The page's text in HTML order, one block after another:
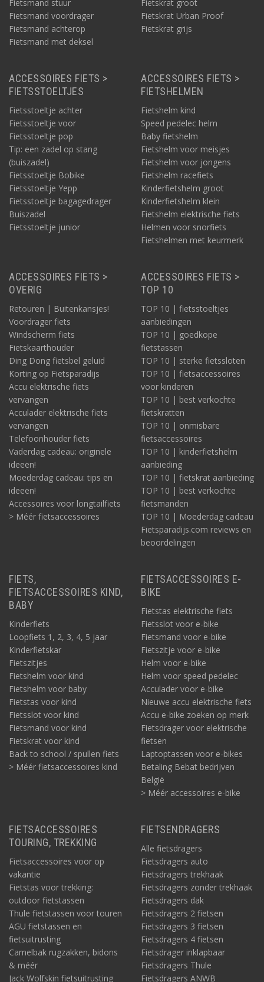
Fietsmand stuur
Fietsmand voordrager
Fietsmand achterop
Fietsmand met deksel
Fietskrat groot
Fietskrat Urban Proof
Fietskrat grijs
ACCESSOIRES FIETS >
FIETSSTOELTJES
Fietsstoeltje achter
Fietsstoeltje voor
Fietsstoeltje pop
Tip: een zadel op stang
(buiszadel)
Fietsstoeltje Bobike
Fietsstoeltje Yepp
Fietsstoeltje bagagedrager
Buiszadel
Fietsstoeltje junior
ACCESSOIRES FIETS >
FIETSHELMEN
Fietshelm kind
Speed pedelec helm
Baby fietshelm
Fietshelm voor meisjes
Fietshelm voor jongens
Fietshelm racefiets
Kinderfietshelm groot
Kinderfietshelm klein
Fietshelm elektrische fiets
Helmen voor snorfiets
Fietshelmen met keurmerk
ACCESSOIRES FIETS >
OVERIG
Retouren | Buitenkansjes!
Voordrager fiets
Windscherm fiets
Fietskaarthouder
Ding Dong fietsbel geluid
Korting op Fietsparadijs
Accu elektrische fiets
vervangen
Acculader elektrische fiets
vervangen
Telefoonhouder fiets
Vaderdag cadeau: originele
ideeën!
Moederdag cadeau: tips en
ideeën!
Accessoires voor longtailfiets
> Méér fietsaccessoires
ACCESSOIRES FIETS >
TOP 10
TOP 10 | fietsstoeltjes
aanbiedingen
TOP 10 | goedkope
fietstassen
TOP 10 | sterke fietssloten
TOP 10 | fietsaccessoires
voor kinderen
TOP 10 | best verkochte
fietskratten
TOP 10 | onmisbare
fietsaccessoires
TOP 10 | kinderfietshelm
aanbieding
TOP 10 | fietskrat aanbieding
TOP 10 | best verkochte
fietsmanden
TOP 10 | Moederdag cadeau
Fietsparadijs.com reviews en
beoordelingen
FIETS,
FIETSACCESSOIRES KIND,
BABY
Kinderfiets
Loopfiets 1, 2, 3, 4, 5 jaar
Kinderfietskar
Fietszitjes
Fietshelm voor kind
Fietshelm voor baby
Fietstas voor kind
Fietsslot voor kind
Fietsmand voor kind
Fietskrat voor kind
Back to school / spullen fiets
> Méér fietsaccessoires kind
FIETSACCESSOIRES E-
BIKE
Fietstas elektrische fiets
Fietsslot voor e-bike
Fietsmand voor e-bike
Fietszitje voor e-bike
Helm voor e-bike
Helm voor speed pedelec
Acculader voor e-bike
Nieuwe accu elektrische fiets
Accu e-bike zoeken op merk
Fietsdrager voor elektrische
fietsen
Laptoptassen voor e-bikes
Betaling Bebat bedrijven
België
> Méér accessoires e-bike
FIETSACCESSOIRES
TOURING, TREKKING
Fietsaccessoires voor op
vakantie
Fietstas voor trekking:
outdoor fietstassen
Thule fietstassen voor touren
AGU fietstassen en
fietsuitrusting
Camelbak rugzakken, bidons
& méér
Jack Wolfskin fietsuitrusting
FIETSENDRAGERS
Alle fietsdragers
Fietsdragers auto
Fietsdragers trekhaak
Fietsdragers zonder trekhaak
Fietsdragers dak
Fietsdragers 2 fietsen
Fietsdragers 3 fietsen
Fietsdragers 4 fietsen
Fietsdrager inklapbaar
Fietsdragers Thule
Fietsdragers ANWB